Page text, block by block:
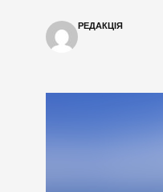
РЕДАКЦІЯ